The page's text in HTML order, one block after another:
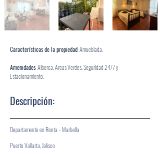
Característicasde la propiedad:Amueblada.
Amenidades:Alberca, Areas Verdes, Seguridad 24/7 y
Estacionamiento.
Descripción:
Departamento en Renta – Marbella
Puerto Vallarta, Jalisco